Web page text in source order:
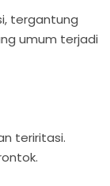
tergantung
umum terjadi
teriritasi.